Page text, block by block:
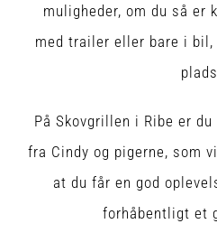
muligheder, om du så er
med trailer eller bare i bil,
På Skovgrillen i Ribe er
fra Cindy og pigerne, som
at du får en god
forhåbentligt et